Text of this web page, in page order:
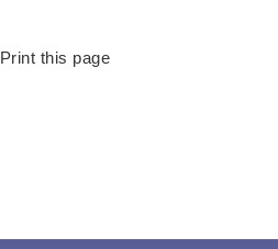
Print this page